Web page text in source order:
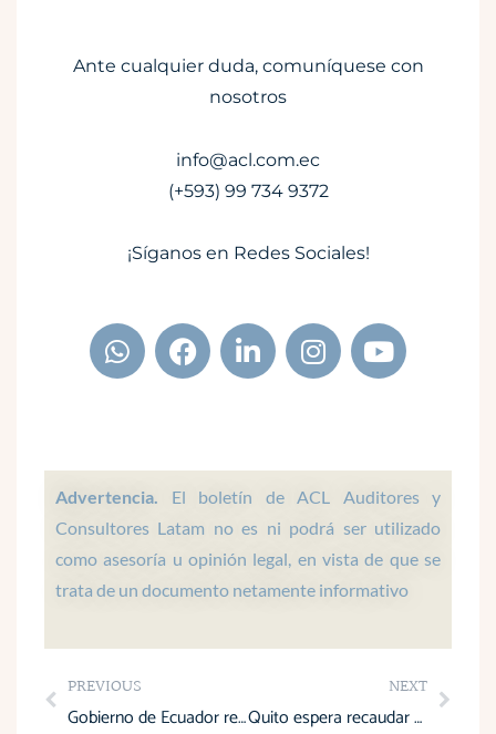
Ante cualquier duda, comuníquese con
nosotros
info@acl.com.ec
(+593) 99 734 9372
¡Síganos en Redes Sociales!
W
h
a
a
p
p
F
a
c
o
o
k
L
i
n
d
i
n
I
n
s
g
r
a
m
Y
o
u
b
e
Advertencia. El boletín de ACL Auditores y
Consultores Latam no es ni podrá ser utilizado
como asesoría u opinión legal, en vista de que se
trata de un documento netamente informativo
Prev
PREVIOUS
Gobierno de Ecuador reacciona ante los aranceles de Donald Trump
NEXT
Quito espera recaudar USD 60 millones con nueva remisión tributaria